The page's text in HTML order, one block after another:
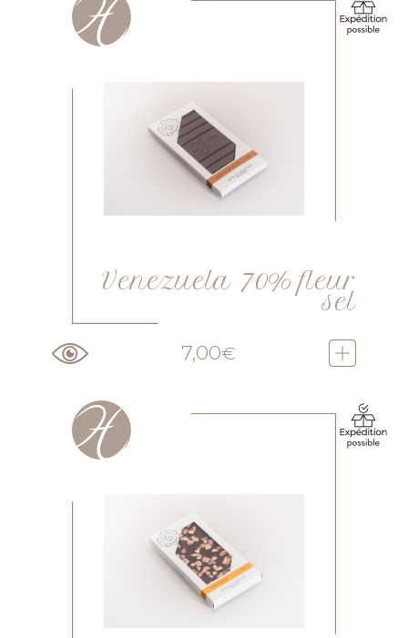
Venezuela 70% fleur
sel
7,00€